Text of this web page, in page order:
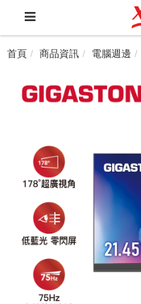
首頁 商品資訊 電腦週邊